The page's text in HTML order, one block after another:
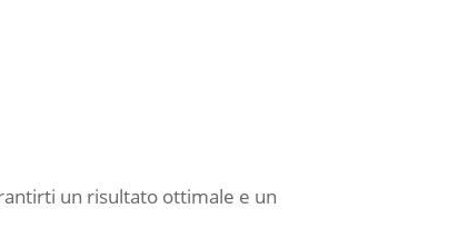
un risultato ottimale e un